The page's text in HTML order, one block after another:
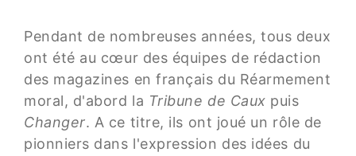
Pendant de nombreuses années, tous deux
ont été au cœur des équipes de rédaction
des magazines en français du Réarmement
moral, d'abord la Tribune de Caux puis
Changer. A ce titre, ils ont joué un rôle de
pionniers dans l'expression des idées du